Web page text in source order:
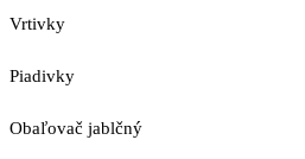
Vrtivky
Piadivky
Obaľovač jablčný